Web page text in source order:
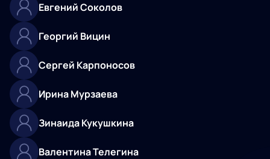
Евгений Соколов
Георгий Вицин
Сергей Карпоносов
Ирина Мурзаева
Зинаида Кукушкина
Валентина Телегина